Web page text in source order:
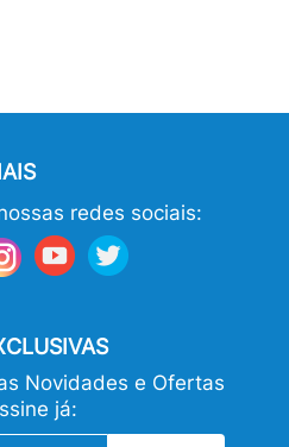
redes sociais:
Novidades e Ofertas
já: